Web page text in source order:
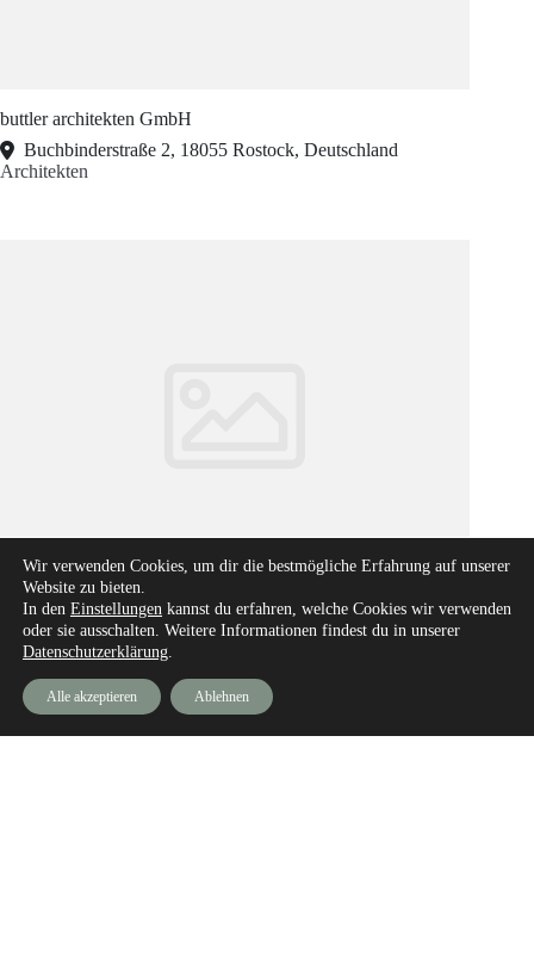
buttler architekten GmbH
Buchbinderstraße 2, 18055 Rostock, Deutschland
Architekten
NOOR Architektur Flensburg GmbH
Neustadt 58, 24939 Flensburg, Deutschland
Architekten
Wir verwenden Cookies, um dir die bestmögliche Erfahrung auf unserer
Website zu bieten.
In den Einstellungen kannst du erfahren, welche Cookies wir verwenden
oder sie ausschalten. Weitere Informationen findest du in unserer
Datenschutzerklärung.
Alle akzeptieren Ablehnen